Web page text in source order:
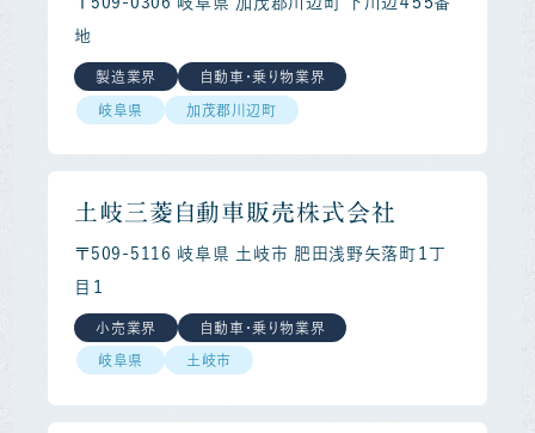
地
製造業界 自動車・乗り物業界
岐阜県 加茂郡川辺町
土岐三菱自動車販売株式会社
〒509-5116 岐阜県 土岐市 肥田浅野矢落町１丁
目１
小売業界 自動車・乗り物業界
岐阜県 土岐市